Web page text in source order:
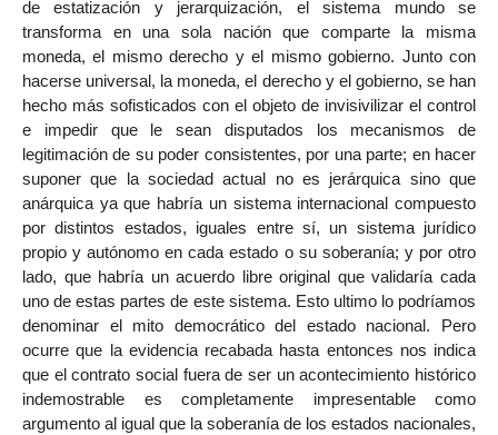
de estatización y jerarquización, el sistema mundo se
transforma en una sola nación que comparte la misma
moneda, el mismo derecho y el mismo gobierno. Junto con
hacerse universal, la moneda, el derecho y el gobierno, se han
hecho más sofisticados con el objeto de invisivilizar el control
e impedir que le sean disputados los mecanismos de
legitimación de su poder consistentes, por una parte; en hacer
suponer que la sociedad actual no es jerárquica sino que
anárquica ya que habría un sistema internacional compuesto
por distintos estados, iguales entre sí, un sistema jurídico
propio y autónomo en cada estado o su soberanía; y por otro
lado, que habría un acuerdo libre original que validaría cada
uno de estas partes de este sistema. Esto ultimo lo podríamos
denominar el mito democrático del estado nacional. Pero
ocurre que la evidencia recabada hasta entonces nos indica
que el contrato social fuera de ser un acontecimiento histórico
indemostrable es completamente impresentable como
argumento al igual que la soberanía de los estados nacionales,